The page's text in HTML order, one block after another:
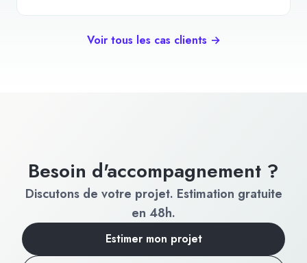
Voir tous les cas clients →
Besoin d'accompagnement ?
Discutons de votre projet. Estimation gratuite
en 48h.
Estimer mon projet